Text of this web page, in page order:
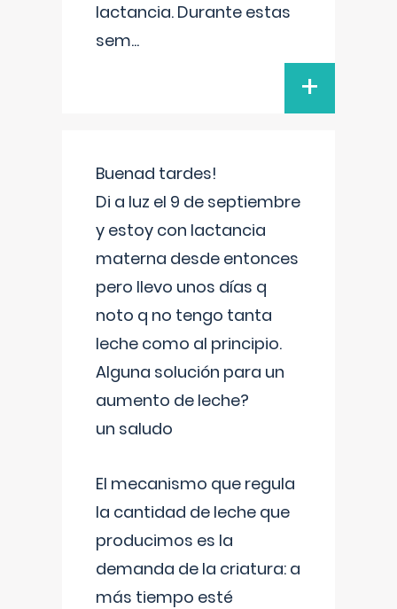
lactancia. Durante estas
sem...
+
Buenad tardes!
Di a luz el 9 de septiembre
y estoy con lactancia
materna desde entonces
pero llevo unos días q
noto q no tengo tanta
leche como al principio.
Alguna solución para un
aumento de leche?
un saludo
El mecanismo que regula
la cantidad de leche que
producimos es la
demanda de la criatura: a
más tiempo esté